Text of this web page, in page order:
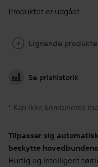
Produktet er udgået
Lignende
Se prishistorik
* Kan ikke kombineres
Tilpasser sig
beskytte
Hurtig og intelligent